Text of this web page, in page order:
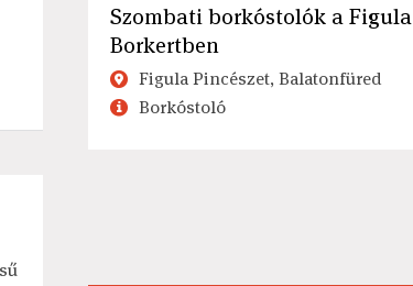
Szombati borkóstolók a Figula
Borkertben
Figula Pincészet, Balatonfüred
Borkóstoló